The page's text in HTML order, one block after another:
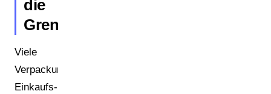
die
Grenzen?
Viele
Verpackungs-,
Einkaufs-